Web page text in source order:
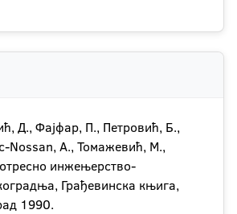
Д., Фајфар, П., Петровић, Б.,
Nossan, А., Томажевић, М.,
инжењерство-
Грађевинска књига,
1990.